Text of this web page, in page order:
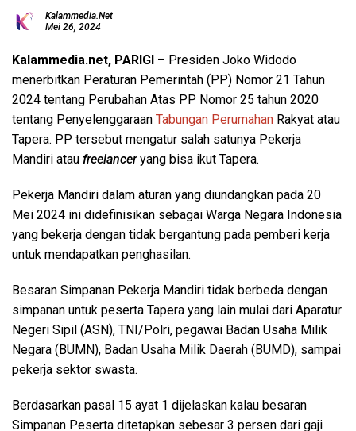
Kalammedia.net
Mei 26, 2024
Kalammedia.net, PARIGI – Presiden Joko Widodo
menerbitkan Peraturan Pemerintah (PP) Nomor 21 Tahun
2024 tentang Perubahan Atas PP Nomor 25 tahun 2020
tentang Penyelenggaraan Tabungan Perumahan Rakyat atau
Tapera. PP tersebut mengatur salah satunya Pekerja
Mandiri atau freelanceryang bisa ikut Tapera.
Pekerja Mandiri dalam aturan yang diundangkan pada 20
Mei 2024 ini didefinisikan sebagai Warga Negara Indonesia
yang bekerja dengan tidak bergantung pada pemberi kerja
untuk mendapatkan penghasilan.
Besaran Simpanan Pekerja Mandiri tidak berbeda dengan
simpanan untuk peserta Tapera yang lain mulai dari Aparatur
Negeri Sipil (ASN), TNI/Polri, pegawai Badan Usaha Milik
Negara (BUMN), Badan Usaha Milik Daerah (BUMD), sampai
pekerja sektor swasta.
Berdasarkan pasal 15 ayat 1 dijelaskan kalau besaran
Simpanan Peserta ditetapkan sebesar 3 persen dari gaji